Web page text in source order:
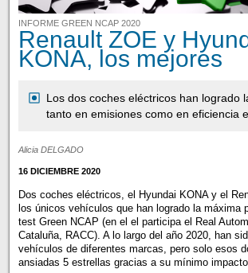
INFORME GREEN NCAP 2020
Renault ZOE y
KONA, los mejores
Los dos coches eléctricos han logrado
tanto en emisiones como en eficiencia
Alicia DELGADO
16 DICIEMBRE 2020
Dos coches eléctricos, el Hyundai KONA y el
los únicos vehículos que han logrado la máxima
test Green NCAP (en el el participa el Real
Cataluña, RACC). A lo largo del año 2020, han
vehículos de diferentes marcas, pero solo esos
ansiadas 5 estrellas gracias a su mínimo